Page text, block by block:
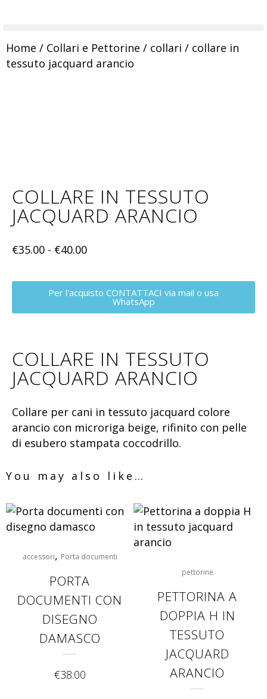
Home / Collari e Pettorine / collari / collare in
tessuto jacquard arancio
COLLARE IN TESSUTO
JACQUARD ARANCIO
€35.00 - €40.00
Per l'acquisto CONTATTACI via mail o usa
WhatsApp
COLLARE IN TESSUTO
JACQUARD ARANCIO
Collare per cani in tessuto jacquard colore
arancio con microriga beige, rifinito con pelle
di esubero stampata coccodrillo.
You may also like…
accessori, Porta documenti
PORTA
DOCUMENTI CON
DISEGNO
DAMASCO
€38.00
pettorine
PETTORINA A
DOPPIA H IN
TESSUTO
JACQUARD
ARANCIO